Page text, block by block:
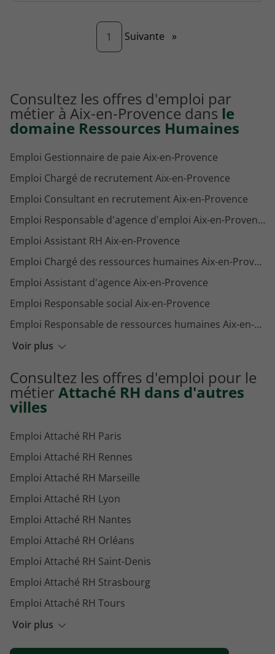
1 Page
Suivante »
Consultez les offres d'emploi par
métier à Aix-en-Provence dans le
domaine Ressources Humaines
Voir plus
Emploi Gestionnaire de paie Aix-en-Provence
Emploi Chargé de recrutement Aix-en-Provence
Emploi Consultant en recrutement Aix-en-Provence
Emploi Responsable d'agence d'emploi Aix-en-Provence
Emploi Assistant RH Aix-en-Provence
Emploi Chargé des ressources humaines Aix-en-Provence
Emploi Assistant d'agence Aix-en-Provence
Emploi Responsable social Aix-en-Provence
Emploi Responsable de ressources humaines Aix-en-Provence
Emploi Recruteur Aix-en-Provence
Emploi Assistant paie Aix-en-Provence
Consultez les offres d'emploi pour le
métierAttaché RH dans d'autres
villes
Voir plus
Emploi Attaché RH Paris
Emploi Attaché RH Rennes
Emploi Attaché RH Marseille
Emploi Attaché RH Lyon
Emploi Attaché RH Nantes
Emploi Attaché RH Orléans
Emploi Attaché RH Saint-Denis
Emploi Attaché RH Strasbourg
Emploi Attaché RH Tours
Emploi Attaché RH Montpellier
Emploi Attaché RH Marignane